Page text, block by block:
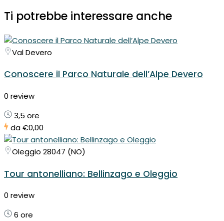
Ti potrebbe interessare anche
Val Devero
Conoscere il Parco Naturale dell’Alpe Devero
0 review
3,5 ore
da€0,00
Oleggio 28047 (NO)
Tour antonelliano: Bellinzago e Oleggio
0 review
6 ore